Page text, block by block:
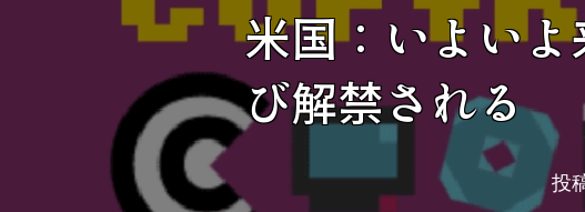
米国：いよい
び解禁される
投